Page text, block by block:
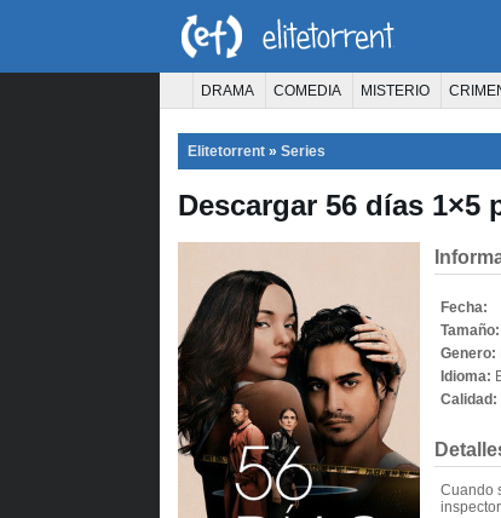
DRAMA COMEDIA MISTERIO
Elitetorrent » Series
Descargar 56 días 1×5
Fecha:
Tamaño:
Genero:
Idioma:
Calidad:
Cuando